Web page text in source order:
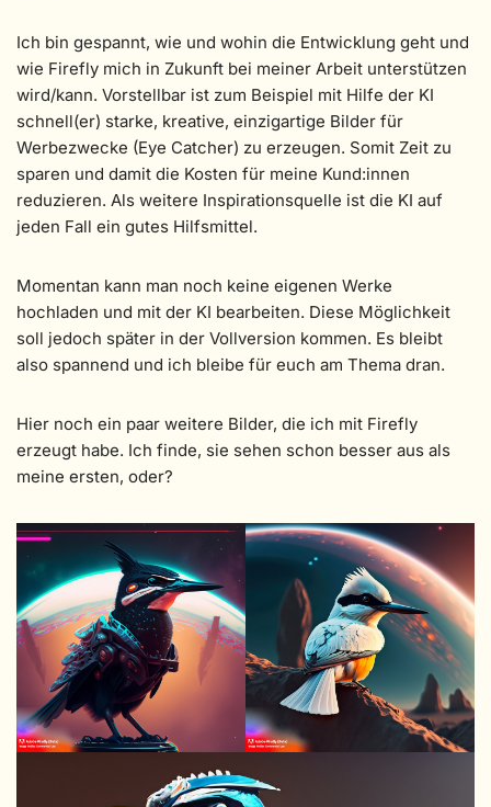
Ich bin gespannt, wie und wohin die Entwicklung geht und
wie Firefly mich in Zukunft bei meiner Arbeit unterstützen
wird/kann. Vorstellbar ist zum Beispiel mit Hilfe der KI
schnell(er) starke, kreative, einzigartige Bilder für
Werbezwecke (Eye Catcher) zu erzeugen. Somit Zeit zu
sparen und damit die Kosten für meine Kund:innen
reduzieren. Als weitere Inspirationsquelle ist die KI auf
jeden Fall ein gutes Hilfsmittel.
Momentan kann man noch keine eigenen Werke
hochladen und mit der KI bearbeiten. Diese Möglichkeit
soll jedoch später in der Vollversion kommen. Es bleibt
also spannend und ich bleibe für euch am Thema dran.
Hier noch ein paar weitere Bilder, die ich mit Firefly
erzeugt habe. Ich finde, sie sehen schon besser aus als
meine ersten, oder?